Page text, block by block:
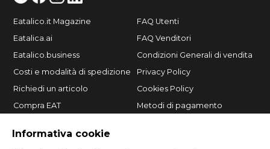
Informativa cookie
Eatalico.it Magazine
Eatalica.ai
Eatalico.business
Costi e modalità di spedizione
Richiedi un articolo
Compra EAT
FAQ Utenti
FAQ Venditori
Condizioni Generali di vendita
Privacy Policy
Cookies Policy
Metodi di pagamento